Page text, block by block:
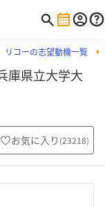
リコーの志望動機一覧
庫県立大学大
お気に入り (23218)